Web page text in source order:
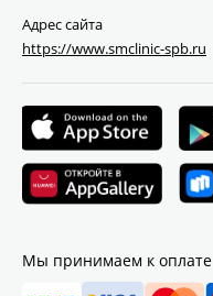
Адрес сайта
https://www.smclinic-spb.ru
Мы принимаем к оплате